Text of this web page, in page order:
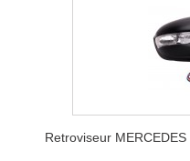
Retroviseur MERCEDES